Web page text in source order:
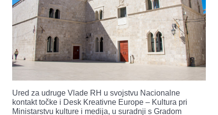
Ured za udruge Vlade RH u svojstvu Nacionalne
kontakt točke i Desk Kreativne Europe – Kultura pri
Ministarstvu kulture i medija, u suradnji s Gradom